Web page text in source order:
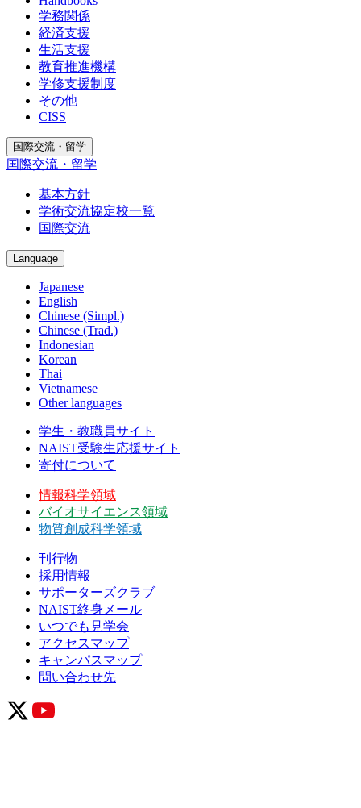
学務関係
経済支援
生活支援
教育推進機構
学修支援制度
その他
CISS
国際交流・留学
国際交流・留学
基本方針
学術交流協定校一覧
国際交流
Language
Japanese
English
Chinese (Simpl.)
Chinese (Trad.)
Indonesian
Korean
Thai
Vietnamese
Other languages
学生・教職員サイト
NAIST受験生応援サイト
寄付について
情報科学領域
バイオサイエンス領域
物質創成科学領域
刊行物
採用情報
サポーターズクラブ
NAIST終身メール
いつでも見学会
アクセスマップ
キャンパスマップ
問い合わせ先